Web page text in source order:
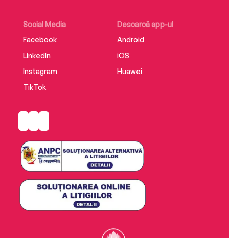
Social Media
Facebook
LinkedIn
Instagram
TikTok
Descarcă app-ul
Android
iOS
Huawei